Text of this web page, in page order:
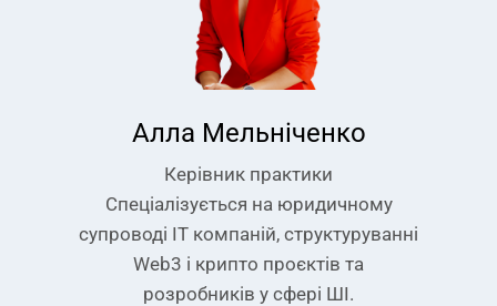
Алла Мельніченко
Керівник практики
Спеціалізується на юридичному
супроводі IT компаній, структуруванні
Web3 і крипто проєктів та
розробників у сфері ШІ.